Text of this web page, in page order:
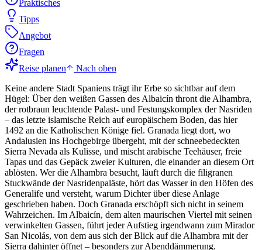
Praktisches
Tipps
Angebot
Fragen
Reise planen
Nach oben
Keine andere Stadt Spaniens trägt ihr Erbe so sichtbar auf dem
Hügel: Über den weißen Gassen des Albaicín thront die Alhambra,
der rotbraun leuchtende Palast- und Festungskomplex der Nasriden
– das letzte islamische Reich auf europäischem Boden, das hier
1492 an die Katholischen Könige fiel. Granada liegt dort, wo
Andalusien ins Hochgebirge übergeht, mit der schneebedeckten
Sierra Nevada als Kulisse, und mischt arabische Teehäuser, freie
Tapas und das Gepäck zweier Kulturen, die einander an diesem Ort
ablösten. Wer die Alhambra besucht, läuft durch die filigranen
Stuckwände der Nasridenpaläste, hört das Wasser in den Höfen des
Generalife und versteht, warum Dichter über diese Anlage
geschrieben haben. Doch Granada erschöpft sich nicht in seinem
Wahrzeichen. Im Albaicín, dem alten maurischen Viertel mit seinen
verwinkelten Gassen, führt jeder Aufstieg irgendwann zum Mirador
San Nicolás, von dem aus sich der Blick auf die Alhambra mit der
Sierra dahinter öffnet – besonders zur Abenddämmerung.